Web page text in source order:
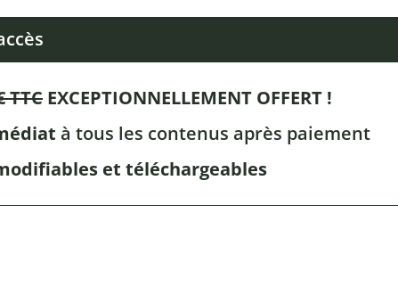
TTC EXCEPTIONNELLEMENT OFFERT !
à tous les contenus après paiement
et téléchargeables